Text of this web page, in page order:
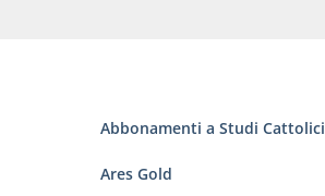
Abbonamenti a Studi Cattolici
Ares Gold